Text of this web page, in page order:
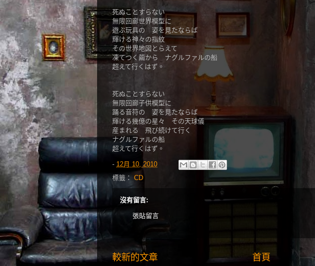
死ぬことすらない
無限回廊世界模型に
遊ぶ玩具の 姿を見たならば
輝ける神々の指紋
その世界地図とらえて
凍てつく繭から ナグルファルの船
超えて行くはず。
死ぬことすらない
無限回廊子供模型に
踊る音符の 姿を見たならば
輝ける幾億の星々 その天球儀
産まれる 飛び続けて行く
ナグルファルの船
超えて行くはず。
- 12月 10, 2010
標籤： CD
沒有留言:
張貼留言
較新的文章 首頁